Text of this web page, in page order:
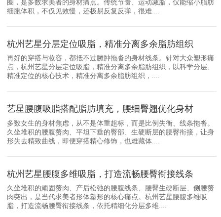
圈，是多数求美者的身材痛点。传统节食、运动减脂，仅能缩小脂肪
细胞体积，不仅见效慢，还极易反复反弹，很难....
杭州艺星分层定位吸脂，精准分离多余脂肪组织
再好的穿搭与妆容，都抵不过臃肿拖沓的身材线条。针对大众塑形痛
点，杭州艺星分层定位吸脂，精准分离多余脂肪组织，以科学分层、
精准定位的核心技术，精准分离多余脂肪组织，....
艺星腰腹吸脂搭配脂肪填充，腰细臀翘优化身材
多数女生的身材焦虑，从不是体重超标，而是比例失衡、线条拖沓。
久坐堆积的腰腹赘肉、平坦下垂的臀部、生硬断层的腰臀衔接，让身
形失去精致曲线，即便穿搭精心修饰，也难藏体....
杭州艺星腰腹多维吸脂，打造流畅腰臀衔接线条
久坐堆积的顽固赘肉、产后松弛的腰腹线条、腰臀生硬断层、侧腰赘
肉突出，是当代求美者形体塑形的核心痛点。杭州艺星腰腹多维吸
脂，打造流畅腰臀衔接线条，依托精细化分层多维....